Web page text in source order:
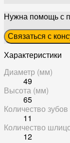
Нужна помощь с
Связаться с
Характеристики
Диаметр (мм)
49
Высота (мм)
65
Количество зубов
11
Количество
12